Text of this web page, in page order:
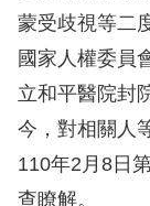
陳
情
申
蒙受歧視等二
國家人權委員
立和平醫院封
今，對相關人
110年2月8日
查瞭解。